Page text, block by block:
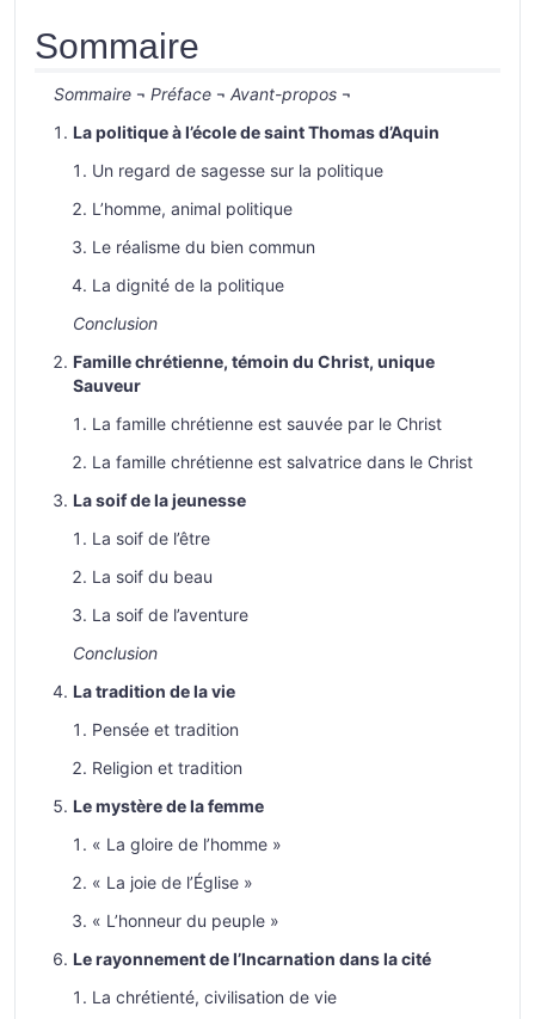
Sommaire
Sommaire ¬ Préface ¬ Avant-propos ¬
La politique à l’école de saint Thomas d’Aquin
Un regard de sagesse sur la politique
L’homme, animal politique
Le réalisme du bien commun
La dignité de la politique
Conclusion
Famille chrétienne, témoin du Christ, unique
Sauveur
La famille chrétienne est sauvée par le Christ
La famille chrétienne est salvatrice dans le Christ
La soif de la jeunesse
La soif de l’être
La soif du beau
La soif de l’aventure
Conclusion
La tradition de la vie
Pensée et tradition
Religion et tradition
Le mystère de la femme
« La gloire de l’homme »
« La joie de l’Église »
« L’honneur du peuple »
Le rayonnement de l’Incarnation dans la cité
La chrétienté, civilisation de vie